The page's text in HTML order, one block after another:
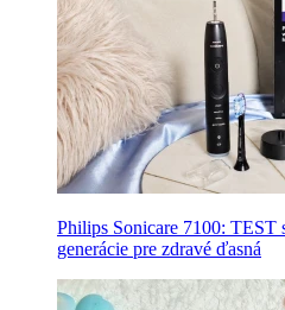
Philips Sonicare 7100:
generácie pre zdravé ďasná